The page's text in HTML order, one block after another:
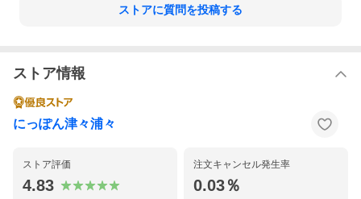
ストアに質問を投稿する
ストア情報
にっぽん津々浦々
ストア評価
4.83
注文キャンセル発生率
0.03％